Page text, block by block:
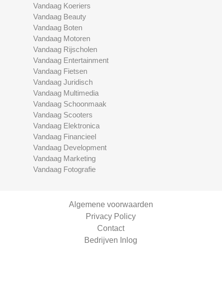
Vandaag Koeriers
Vandaag Beauty
Vandaag Boten
Vandaag Motoren
Vandaag Rijscholen
Vandaag Entertainment
Vandaag Fietsen
Vandaag Juridisch
Vandaag Multimedia
Vandaag Schoonmaak
Vandaag Scooters
Vandaag Elektronica
Vandaag Financieel
Vandaag Development
Vandaag Marketing
Vandaag Fotografie
Algemene voorwaarden
Privacy Policy
Contact
Bedrijven Inlog